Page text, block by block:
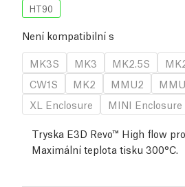
HT90
Není kompatibilní s
MK3S
MK3 MK2.5S
CW1S
MK2 MMU2
XL Enclosure
MINI Enclosure
Tryska E3D Revo™ High flow
Maximální teplota tisku 300°C.